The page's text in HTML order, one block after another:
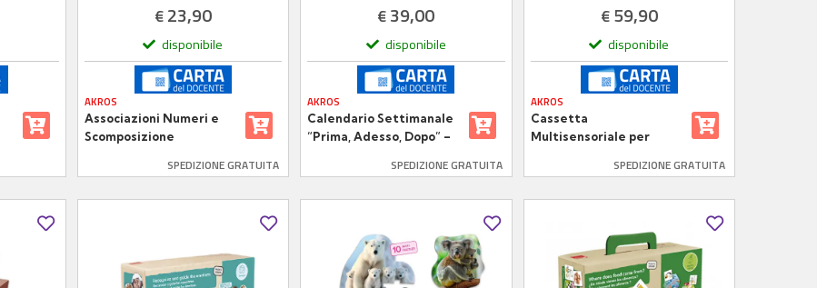
€23,90
disponibile
AKROS
Associazioni Numeri e
Scomposizione
SPEDIZIONE GRATUITA
€39,00
disponibile
AKROS
Calendario Settimanale
“Prima, Adesso, Dopo” –
SPEDIZIONE GRATUITA
€59,90
disponibile
AKROS
Cassetta
Multisensoriale per
Metodo MontessoriSPEDIZIONE GRATUITA